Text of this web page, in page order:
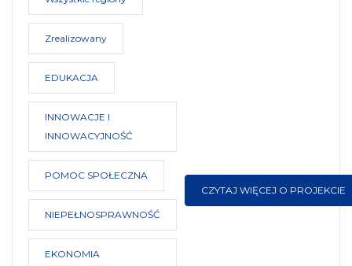
Zrealizowany
EDUKACJA
INNOWACJE I
INNOWACYJNOŚĆ
POMOC SPOŁECZNA
NIEPEŁNOSPRAWNOŚĆ
EKONOMIA
CZYTAJ WIĘCEJ O PROJEKCIE